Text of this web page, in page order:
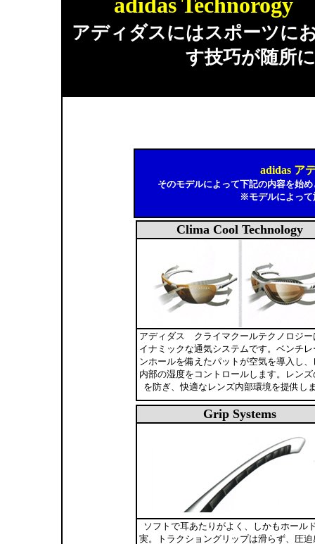
adidas
アディダスにはスポーツに
す技巧が随所
adidas ア
そのモデルによって下記の内容を始
※モデルによって
Clima Cool Technology
アディダス クライマクールテクノロジー
イナミックな通気システムです。ベンチレ
ンホールを備えたパットが空気を導入し、
内部の湿度をコントロールします。レンズ
を防ぎ、快適なレンズ内部環境を提供し
Grip Systems
ソフトで耳あたりがよく、しかもホール
実。トラクショングリップは滑らず、圧迫